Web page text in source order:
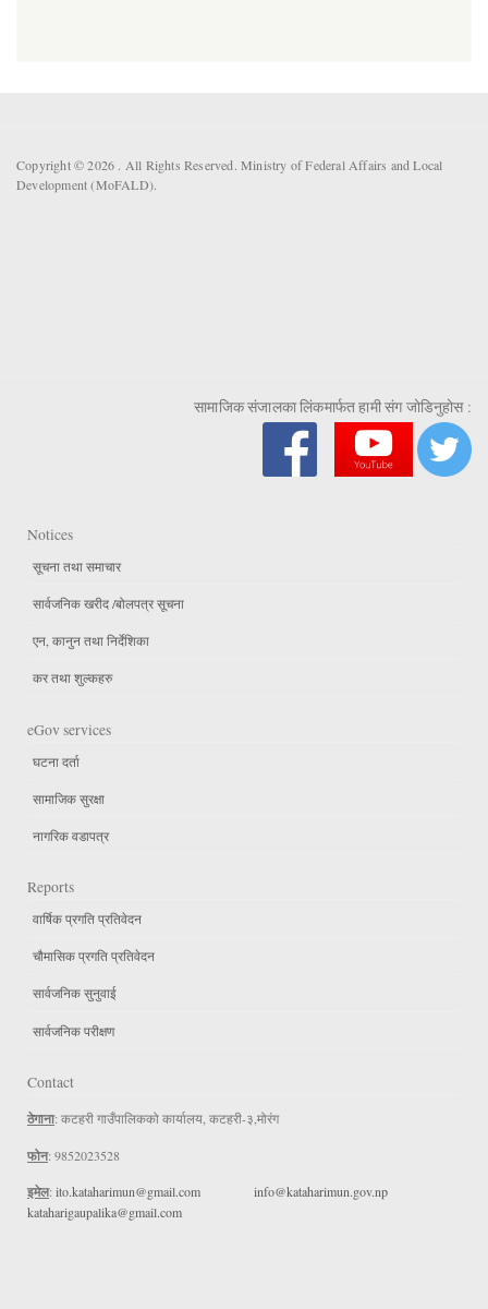
Copyright © 2026 . All Rights Reserved. Ministry of Federal Affairs and Local
Development (MoFALD).
सामाजिक संजालका लिंकमार्फत हामी संग जोडिनुहोस :
Notices
सूचना तथा समाचार
सार्वजनिक खरीद /बोलपत्र सूचना
एन, कानुन तथा निर्देशिका
कर तथा शुल्कहरु
eGov services
घटना दर्ता
सामाजिक सुरक्षा
नागरिक वडापत्र
Reports
वार्षिक प्रगति प्रतिवेदन
चौमासिक प्रगति प्रतिवेदन
सार्वजनिक सुनुवाई
सार्वजनिक परीक्षण
Contact
ठेगाना: कटहरी गाउँपालिकको कार्यालय, कटहरी-३,मोरंग
फोन: 9852023528
इमेल: ito.kataharimun@gmail.com
info@kataharimun.gov.np
kataharigaupalika@gmail.com